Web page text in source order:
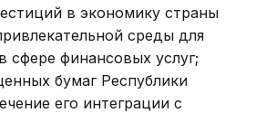
в экономику страны
среды для
сфере финансовых услуг;
бумаг Республики
его интеграции с